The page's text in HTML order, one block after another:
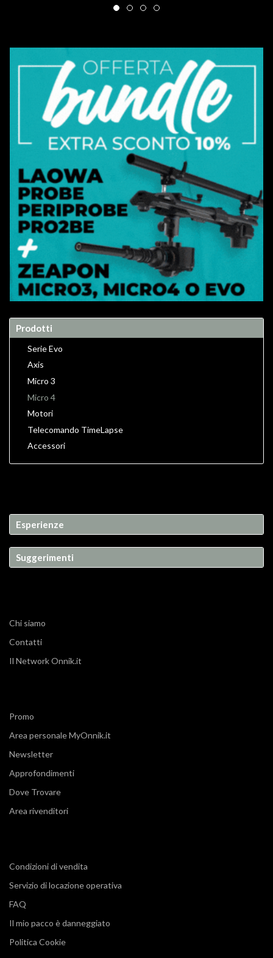
Prodotti
Serie Evo
Axis
Micro 3
Micro 4
Motori
Telecomando TimeLapse
Accessori
Esperienze
Suggerimenti
Chi siamo
Contatti
Il Network Onnik.it
Promo
Area personale MyOnnik.it
Newsletter
Approfondimenti
Dove Trovare
Area rivenditori
Condizioni di vendita
Servizio di locazione operativa
FAQ
Il mio pacco è danneggiato
Politica Cookie